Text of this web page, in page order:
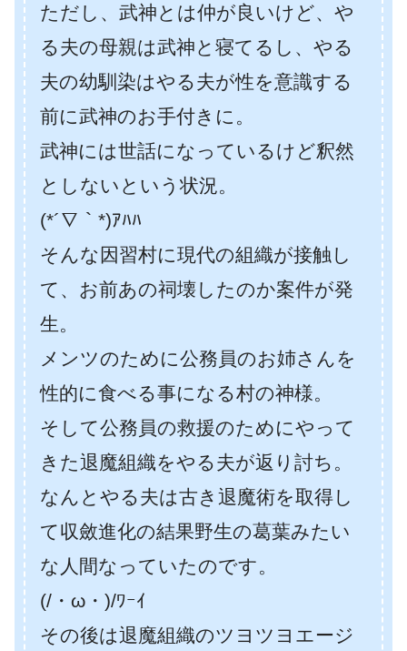
ただし、武神とは仲が良いけど、や
る夫の母親は武神と寝てるし、やる
夫の幼馴染はやる夫が性を意識する
前に武神のお手付きに。
武神には世話になっているけど釈然
としないという状況。
(*´∇｀*)ｱﾊﾊ
そんな因習村に現代の組織が接触し
て、お前あの祠壊したのか案件が発
生。
メンツのために公務員のお姉さんを
性的に食べる事になる村の神様。
そして公務員の救援のためにやって
きた退魔組織をやる夫が返り討ち。
なんとやる夫は古き退魔術を取得し
て収斂進化の結果野生の葛葉みたい
な人間なっていたのです。
(/・ω・)/ﾜｰｲ
その後は退魔組織のツヨツヨエージ